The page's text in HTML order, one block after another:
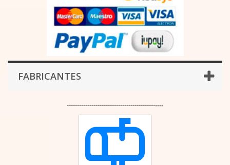
FABRICANTES
-----------------------------------------------